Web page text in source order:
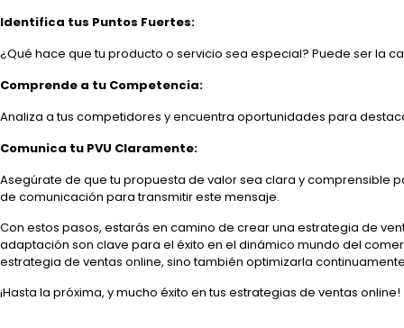
Identifica tus Puntos Fuertes:
¿Qué hace que tu producto o servicio sea especial? Puede ser la
Comprende a tu Competencia:
Analiza a tus competidores y encuentra oportunidades para
Comunica tu PVU Claramente:
Asegúrate de que tu propuesta de valor sea clara y comprensible
de comunicación para transmitir este mensaje.
Con estos pasos, estarás en camino de crear una estrategia de
adaptación son clave para el éxito en el dinámico mundo del
estrategia de ventas online, sino también optimizarla
¡Hasta la próxima, y mucho éxito en tus estrategias de ventas online!